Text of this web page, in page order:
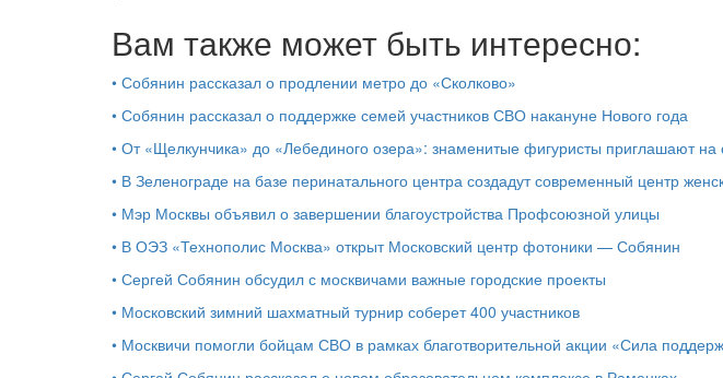
Вам также может быть интересно:
• Собянин рассказал о продлении метро до «Сколково»
• Собянин рассказал о поддержке семей участников СВО накануне Нового года
• От «Щелкунчика» до «Лебединого озера»: знаменитые фигуристы приглашают на
• В Зеленограде на базе перинатального центра создадут современный центр
• Мэр Москвы объявил о завершении благоустройства Профсоюзной улицы
• В ОЭЗ «Технополис Москва» открыт Московский центр фотоники — Собянин
• Сергей Собянин обсудил с москвичами важные городские проекты
• Московский зимний шахматный турнир соберет 400 участников
• Москвичи помогли бойцам СВО в рамках благотворительной акции «Сила